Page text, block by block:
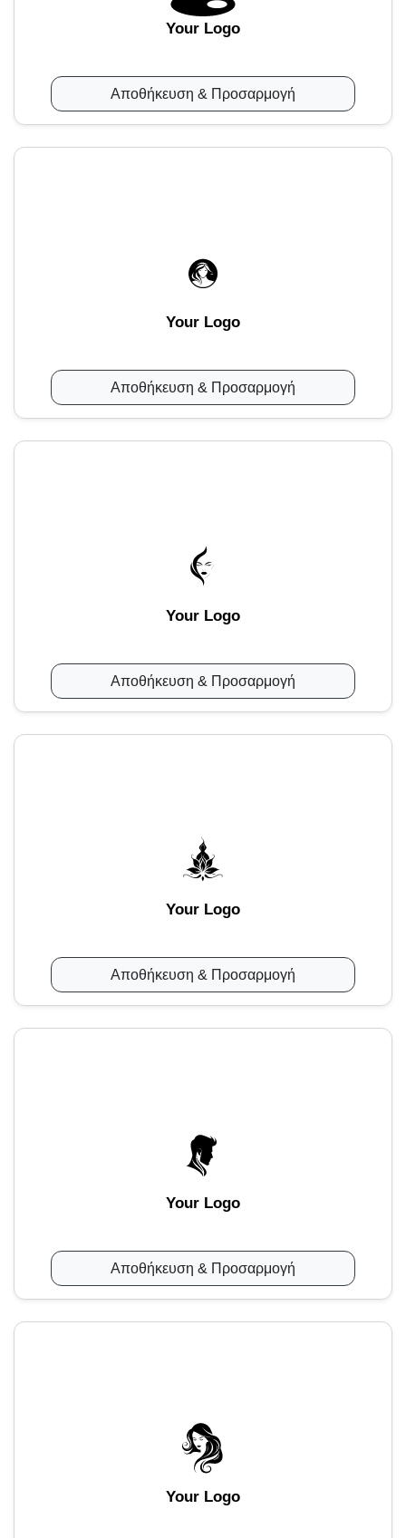
Your Logo
Αποθήκευση & Προσαρμογή
Your Logo
Αποθήκευση & Προσαρμογή
Your Logo
Αποθήκευση & Προσαρμογή
Your Logo
Αποθήκευση & Προσαρμογή
Your Logo
Αποθήκευση & Προσαρμογή
Your Logo